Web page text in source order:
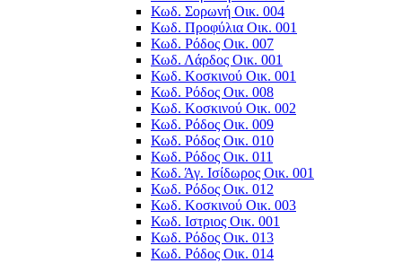
Κωδ. Σορωνή Οικ. 004
Κωδ. Προφύλια Οικ. 001
Κωδ. Ρόδος Οικ. 007
Κωδ. Λάρδος Οικ. 001
Κωδ. Κοσκινού Οικ. 001
Κωδ. Ρόδος Οικ. 008
Κωδ. Κοσκινού Οικ. 002
Κωδ. Ρόδος Οικ. 009
Κωδ. Ρόδος Οικ. 010
Κωδ. Ρόδος Οικ. 011
Κωδ. Άγ. Ισίδωρος Οικ. 001
Κωδ. Ρόδος Οικ. 012
Κωδ. Κοσκινού Οικ. 003
Κωδ. Ιστριος Οικ. 001
Κωδ. Ρόδος Οικ. 013
Κωδ. Ρόδος Οικ. 014